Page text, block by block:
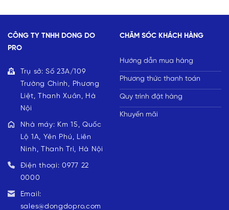
CÔNG TY TNHH DONG DO
PRO
Trụ sở: Số 23A/109
Trường Chinh, Phương
Liệt, Thanh Xuân, Hà
Nội
Nhà máy: Km 15, Quốc
Lộ 1A, Yên Phú, Liên
Ninh, Thanh Trì, Hà Nội
Điện thoại: 0977 22
0000
Email:
sales@dongdopro.com
CHĂM SÓC KHÁCH HÀNG
Hướng dẫn mua hàng
Phương thức thanh toán
Quy trình đặt hàng
Khuyến mãi